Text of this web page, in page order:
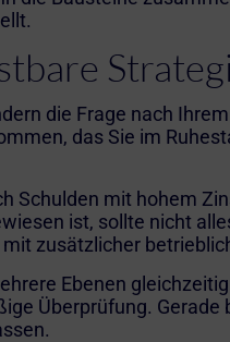
die Frage nach
das Sie im
Schulden mit hohem
ist, sollte nicht
zusätzlicher
Ebenen
Überprüfung.